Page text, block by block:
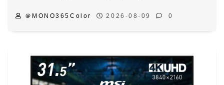
＠MONO365Color 2026-08-09 0